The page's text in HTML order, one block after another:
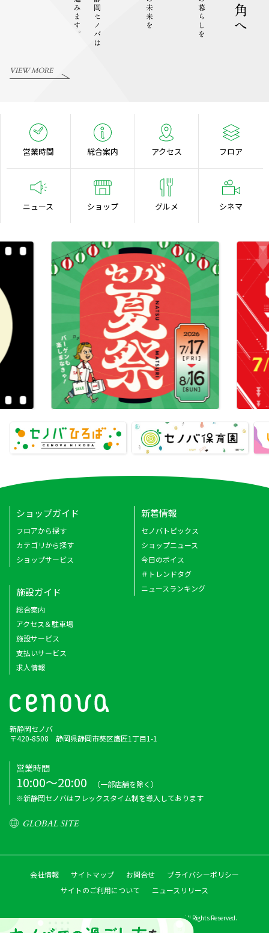
VIEW MORE
営業時間 総合案内 アクセス フロア
ニュース ショップ グルメ シネマ
ショップガイド
フロアから探す
カテゴリから探す
ショップサービス
新着情報
セノバトピックス
ショップニュース
今日のボイス
＃トレンドタグ
ニュースランキング
施設ガイド
総合案内
アクセス＆駐車場
施設サービス
支払いサービス
求人情報
新静岡セノバ
〒420-8508 静岡県静岡市葵区鷹匠1丁目1-1
営業時間
10:00～20:00
（一部店舗を除く）
※新静岡セノバはフレックスタイム制を導入しております
GLOBAL SITE
会社情報 サイトマップ お問合せ
プライバシーポリシー
サイトのご利用について
ニュースリリース
Copyright © Shizutetsu Property Management Co.,ltd. All Rights Reserved.